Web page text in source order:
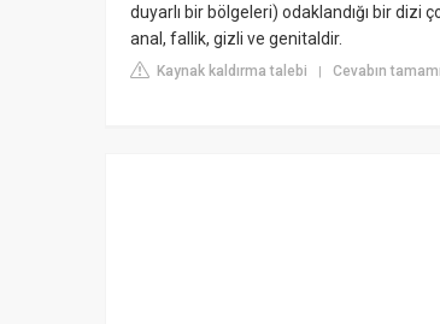
duyarlı bir bölgeleri) odaklandığı bir dizi
anal, fallik, gizli ve genitaldir.
Kaynak kaldırma talebi | Cevabın